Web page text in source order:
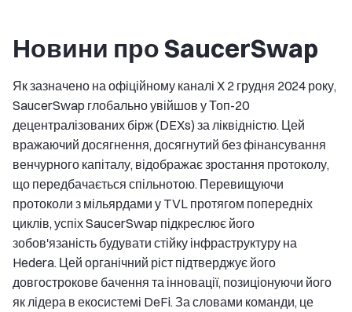
Новини про SaucerSwap
Як зазначено на офіційному каналі X 2 грудня 2024 року,
SaucerSwap глобально увійшов у Топ-20
децентралізованих бірж (DEXs) за ліквідністю. Цей
вражаючий досягнення, досягнутий без фінансування
венчурного капіталу, відображає зростання протоколу,
що передбачається спільнотою. Перевищуючи
протоколи з мільярдами у TVL протягом попередніх
циклів, успіх SaucerSwap підкреслює його
зобов'язаність будувати стійку інфраструктуру на
Hedera. Цей органічний ріст підтверджує його
довгострокове бачення та інновації, позиціонуючи його
як лідера в екосистемі DeFi. За словами команди, це